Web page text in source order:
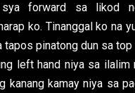
forward sa likod
ko. Tinanggal ko na
tapos pinatong dun sa
left hand niya sa
kanang kamay niya sa